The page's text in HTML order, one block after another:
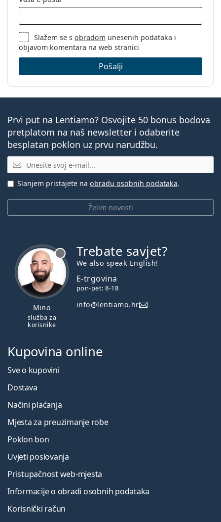
Nositelje koji sukratkovidni(miopija) ilidalekovidni
(hiperopija).
Nositelje koji traže oštar i jasan vid u svim
svjetlosnim uvjetima, uključujući slabo osvjetljenje.
Nositelje koji preferiraju mjesečnu zamjensku
periodu i redovito nose kontaktne leće.
Često postavljana pitanja o
Koliko dugo možete nositi kontaktne leće
PureVision 2?
Možete li spavati u kontaktnim lećama
PureVision 2?
Koje su kontaktne leće bolje: PureVision 2 ili
Acuvue Oasys?
Koja je razlika između PureVision 2 (6 leća) i
PureVision 2 (3 leće)?
Ostale mjesečne kontaktne leće
Najčešće se prodaje s otopinom
s kutijicom
Ovo je medicinski proizvod. Prije uporabe pročitajte
Težina:
54 g
Ostalo
Mjesečne leće
Silikon-hidrogelne
Sferične i asferične leće
Slažem se sobradom unesenih podataka i
objavom komentara na web stranici
Pošalji
Prvi put na Lentiamo? Osvojite 50 bonus bodova
pretplatom na naš newsletter i odaberite
besplatan poklon uz prvu narudžbu.
E-mail
Želim novosti
Slanjem pristajete na obradu osobnih podataka.
Mino
služba za
korisnike
Trebate savjet?
We also speak English!
E-trgovina
pon-pet: 8-18
info@lentiamo.hr
Kupovina online
Sve o kupovini
Dostava
Načini plaćanja
Mjesta za preuzimanje robe
Poklon bon
Uvjeti poslovanja
Pristupačnost web-mjesta
Informacije o obradi osobnih podataka
Korisnički račun